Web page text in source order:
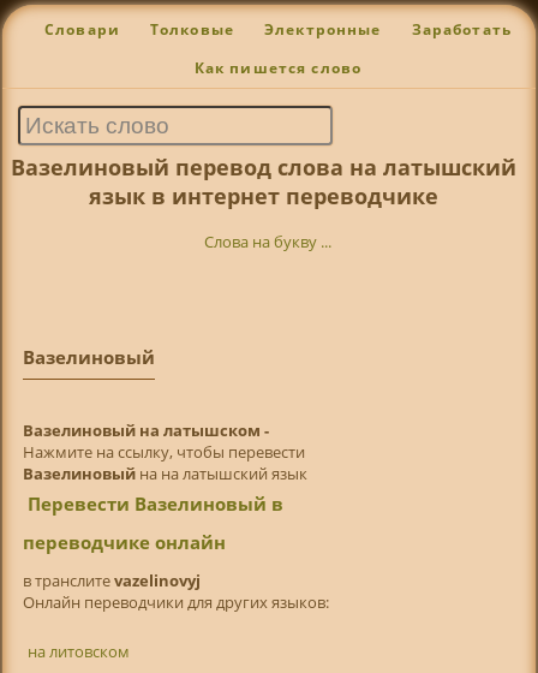
Словари Толковые Электронные Заработать
Как пишется слово
Вазелиновый перевод слова на латышский
язык в интернет переводчике
Слова на букву ...
Вазелиновый
Вазелиновый на латышском -
Нажмите на ссылку, чтобы перевести
Вазелиновыйна на латышский язык
Перевести Вазелиновый в
переводчике онлайн
в транслитevazelinovyj
Онлайн переводчики для других языков:
на литовском